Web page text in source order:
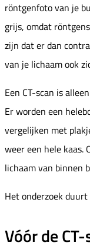
röntgenfoto van je
grijs, omdat
zijn dat er dan
van je lichaam ook
Een CT-scan is
Er worden een
vergelijken met
weer een hele kaas.
lichaam van binnen
Het onderzoek
Vóór de